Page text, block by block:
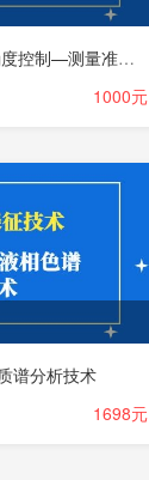
“仪器分析过程的准确度控制—测量准确度控制原理及方法”培训班视频回放
1000元
谱分析技术
1698元